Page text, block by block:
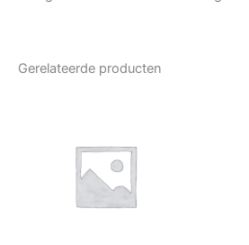
Gerelateerde producten